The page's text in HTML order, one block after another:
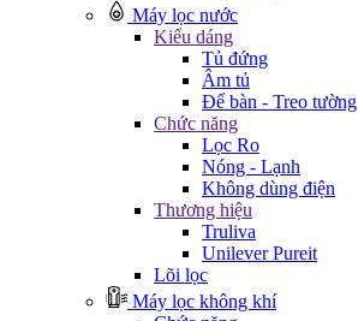
Máy lọc nước
Kiểu dáng
Tủ đứng
Âm tủ
Để bàn - Treo tường
Chức năng
Lọc Ro
Nóng - Lạnh
Không dùng điện
Thương hiệu
Truliva
Unilever Pureit
Lõi lọc
Máy lọc không khí